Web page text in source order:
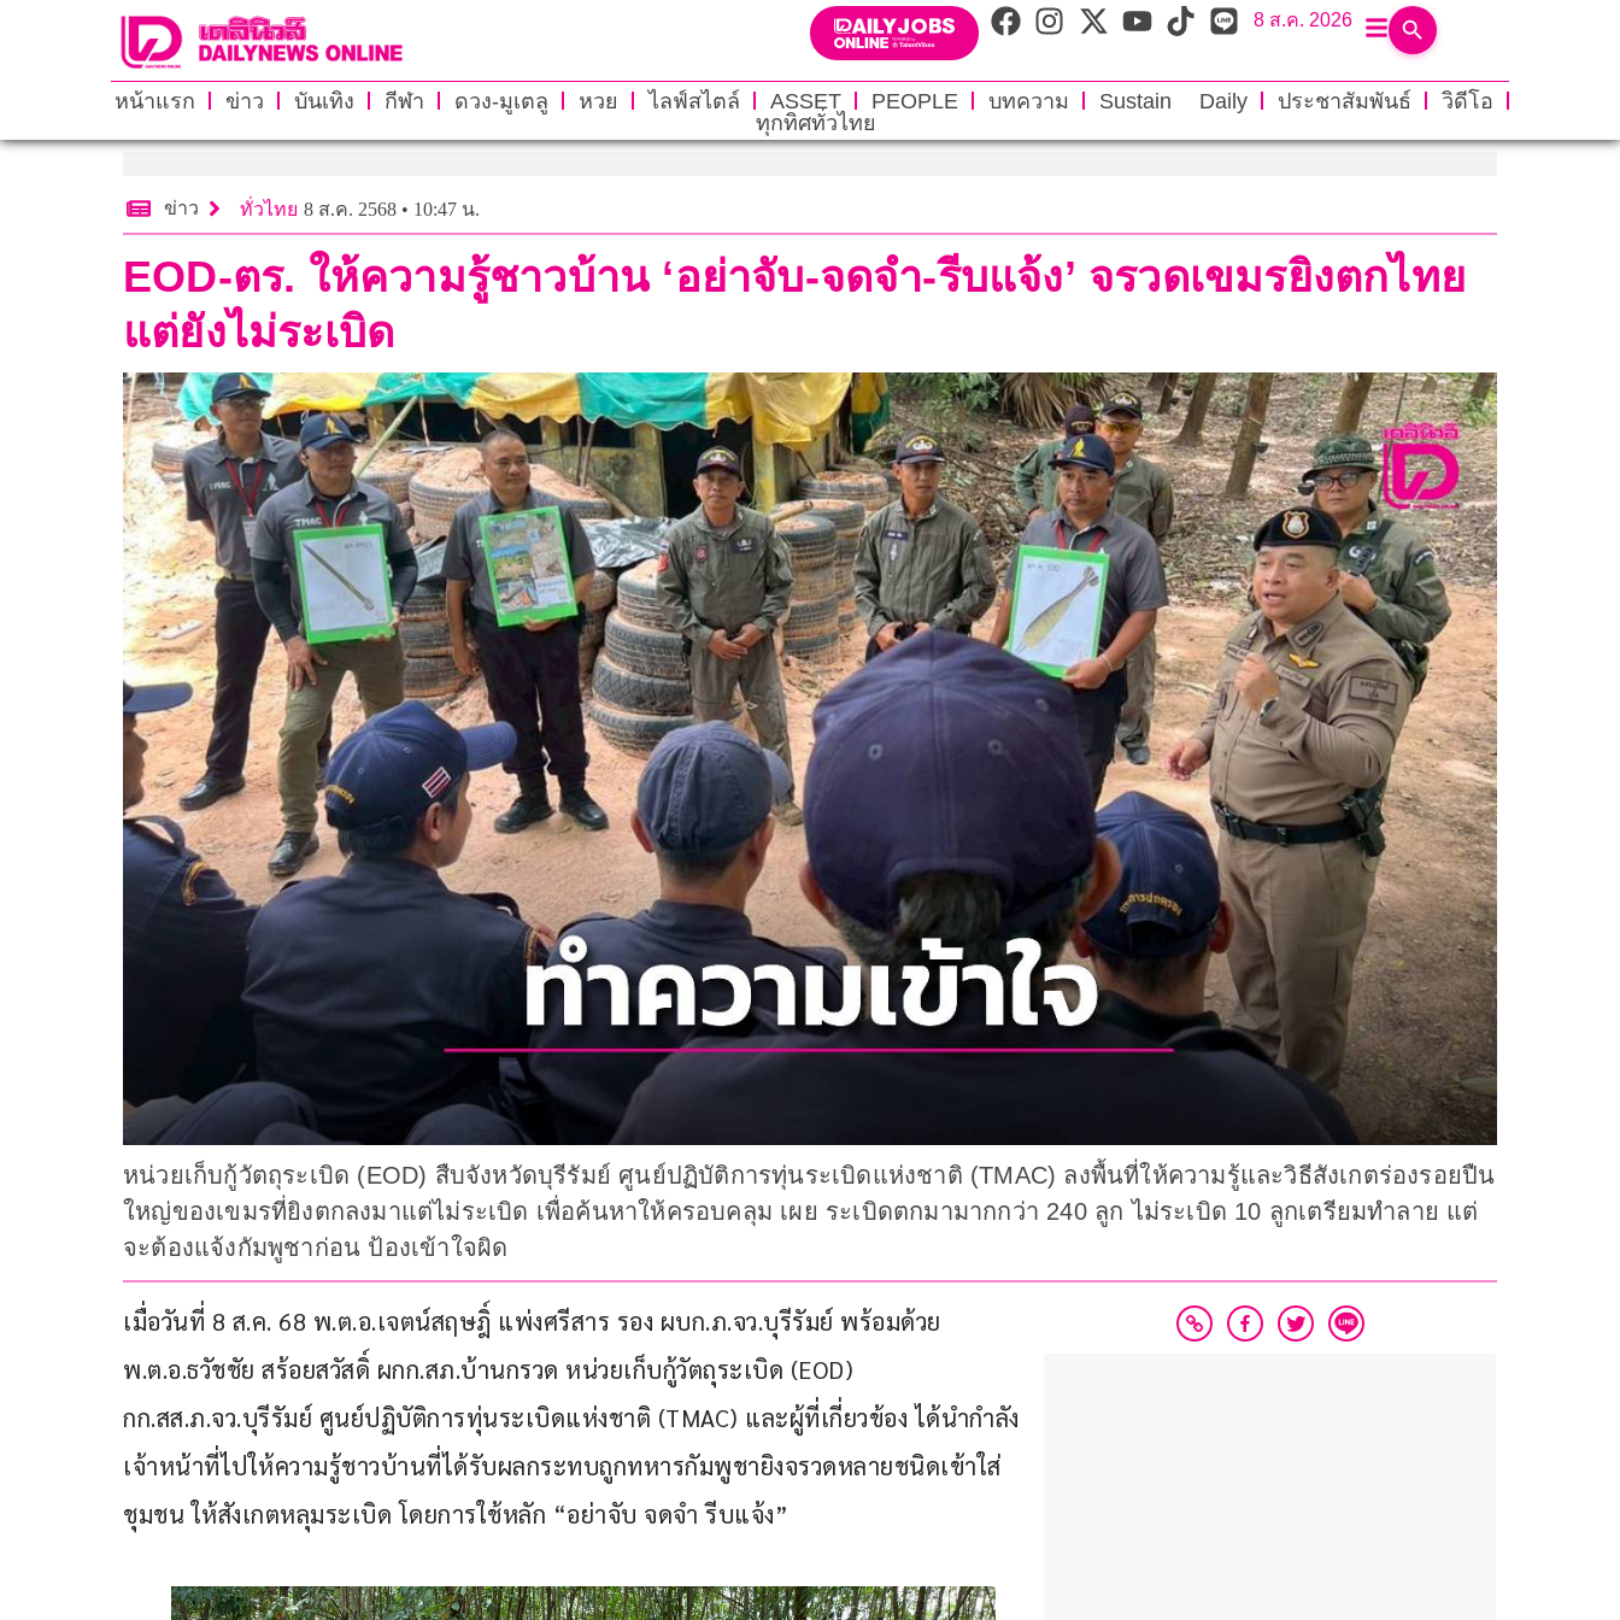
8 ส.ค. 2026
หน้าแรก ข่าว บันเทิง กีฬา ดวง-มูเตลู หวย ไลฟ์สไตล์ ASSET PEOPLE บทความ Sustain Daily ประชาสัมพันธ์
วิดีโอ
ทุกทิศทั่วไทย
ข่าว ทั่วไทย 8 ส.ค. 2568 • 10:47 น.
EOD-ตร. ให้ความรู้ชาวบ้าน ‘อย่าจับ-จดจำ-รีบแจ้ง’ จรวดเขมรยิงตกไทย
แต่ยังไม่ระเบิด
หน่วยเก็บกู้วัตถุระเบิด (EOD) สืบจังหวัดบุรีรัมย์ ศูนย์ปฏิบัติการทุ่นระเบิดแห่งชาติ (TMAC) ลงพื้นที่ให้ความรู้และวิธีสังเกตร่องรอยปืน
ใหญ่ของเขมรที่ยิงตกลงมาแต่ไม่ระเบิด เพื่อค้นหาให้ครอบคลุม เผย ระเบิดตกมามากกว่า 240 ลูก ไม่ระเบิด 10 ลูกเตรียมทำลาย แต่
จะต้องแจ้งกัมพูชาก่อน ป้องเข้าใจผิด
เมื่อวันที่ 8 ส.ค. 68 พ.ต.อ.เจตน์สฤษฎิ์ แพ่งศรีสาร รอง ผบก.ภ.จว.บุรีรัมย์ พร้อมด้วย
พ.ต.อ.ธวัชชัย สร้อยสวัสดิ์ ผกก.สภ.บ้านกรวด หน่วยเก็บกู้วัตถุระเบิด (EOD)
กก.สส.ภ.จว.บุรีรัมย์ ศูนย์ปฏิบัติการทุ่นระเบิดแห่งชาติ (TMAC) และผู้ที่เกี่ยวข้อง ได้นำกำลัง
เจ้าหน้าที่ไปให้ความรู้ชาวบ้านที่ได้รับผลกระทบถูกทหารกัมพูชายิงจรวดหลายชนิดเข้าใส่
ชุมชน ให้สังเกตหลุมระเบิด โดยการใช้หลัก “อย่าจับ จดจำ รีบแจ้ง”